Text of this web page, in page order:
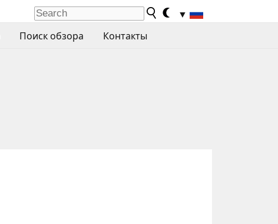
▼
Поиск обзора Контакты